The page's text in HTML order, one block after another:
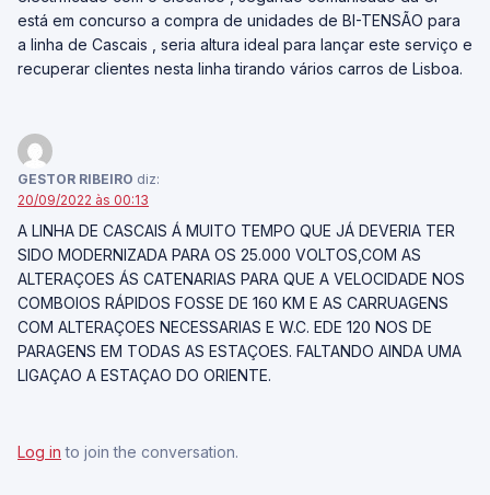
está em concurso a compra de unidades de BI-TENSÃO para
a linha de Cascais , seria altura ideal para lançar este serviço e
recuperar clientes nesta linha tirando vários carros de Lisboa.
GESTOR RIBEIRO diz:
20/09/2022 às 00:13
A LINHA DE CASCAIS Á MUITO TEMPO QUE JÁ DEVERIA TER
SIDO MODERNIZADA PARA OS 25.000 VOLTOS,COM AS
ALTERAÇOES ÁS CATENARIAS PARA QUE A VELOCIDADE NOS
COMBOIOS RÁPIDOS FOSSE DE 160 KM E AS CARRUAGENS
COM ALTERAÇOES NECESSARIAS E W.C. EDE 120 NOS DE
PARAGENS EM TODAS AS ESTAÇOES. FALTANDO AINDA UMA
LIGAÇAO A ESTAÇAO DO ORIENTE.
Log in to join the conversation.